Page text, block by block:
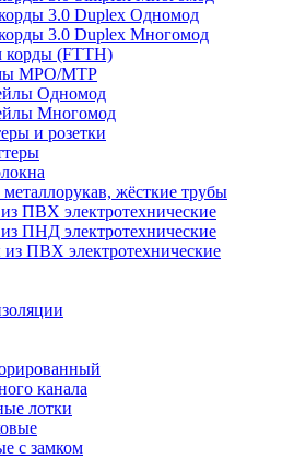
3.0 Duplex Одномод
3.0 Duplex Многомод
корды (FTTH)
MPO/MTP
Одномод
Многомод
и розетки
жёсткие трубы
ПВХ электротехнические
ПНД электротехнические
из ПВХ электротехнические
канала
лотки
с замком